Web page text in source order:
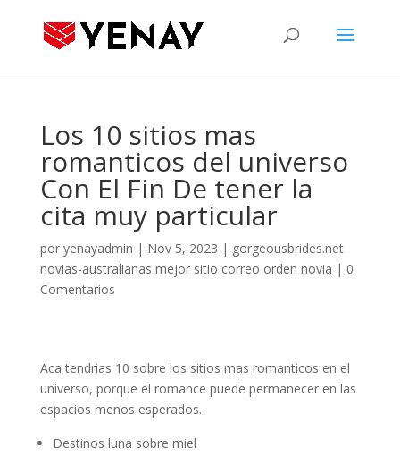
Los 10 sitios mas
romanticos del universo
Con El Fin De tener la
cita muy particular
por yenayadmin | Nov 5, 2023 | gorgeousbrides.net
novias-australianas mejor sitio correo orden novia | 0
Comentarios
Aca tendri­as 10 sobre los sitios mas romanticos en el
universo, porque el romance puede permanecer en las
espacios menos esperados.
Destinos luna sobre miel